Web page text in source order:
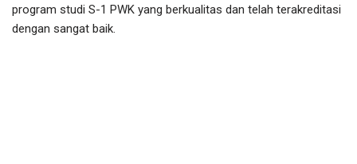
program studi S-1 PWK yang berkualitas dan telah terakreditasi
dengan sangat baik.